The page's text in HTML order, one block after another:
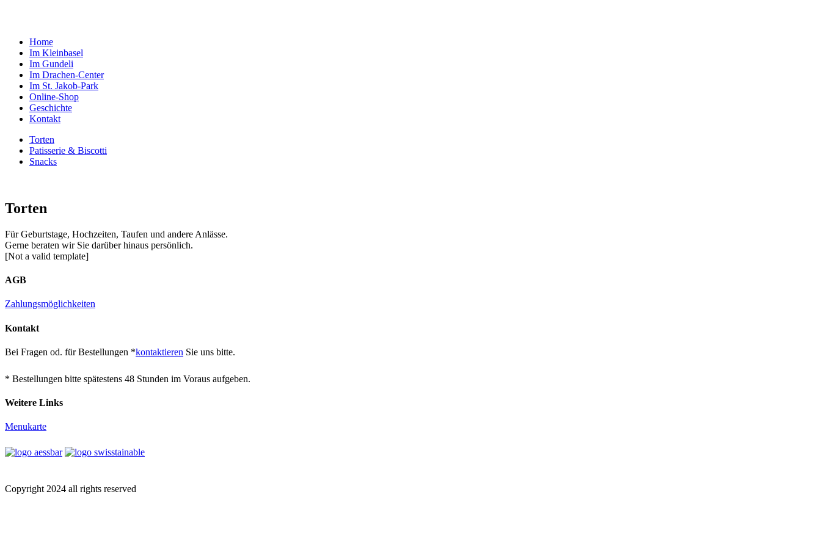
Home
Im Kleinbasel
Im Gundeli
Im Drachen‑Center
Im St. Jakob-Park
Online-Shop
Geschichte
Kontakt
Torten
Patisserie & Biscotti
Snacks
Torten
Für Geburtstage, Hochzeiten, Taufen und andere Anlässe.
Gerne beraten wir Sie darüber hinaus persönlich.
[Not a valid template]
AGB
Zahlungsmöglichkeiten
Kontakt
Bei Fragen od. für Bestellungen *kontaktieren Sie uns bitte.
* Bestellungen bitte spätestens 48 Stunden im Voraus aufgeben.
Weitere Links
Menukarte
Copyright 2024 all rights reserved